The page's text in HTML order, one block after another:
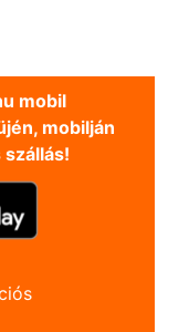
mobil
mobilján